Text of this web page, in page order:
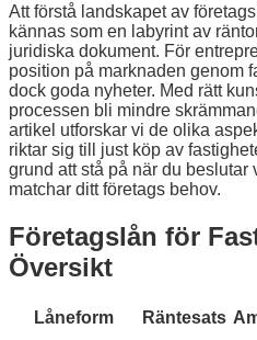
Att förstå landskapet av
kännas som en labyrint av
juridiska dokument. För
position på marknaden genom
dock goda nyheter. Med rätt
processen bli mindre
artikel utforskar vi de olika
riktar sig till just köp av
grund att stå på när du beslutar
matchar ditt företags behov.
Företagslån för
Översikt
Låneform Räntesats